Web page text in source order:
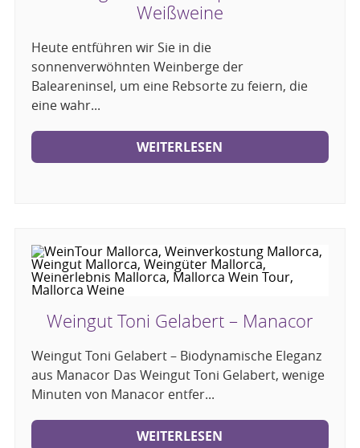
Weißweine
Heute entführen wir Sie in die
sonnenverwöhnten Weinberge der
Baleareninsel, um eine Rebsorte zu feiern, die
eine wahr...
WEITERLESEN
Weingut Toni Gelabert – Manacor
Weingut Toni Gelabert – Biodynamische Eleganz
aus Manacor Das Weingut Toni Gelabert, wenige
Minuten von Manacor entfer...
WEITERLESEN